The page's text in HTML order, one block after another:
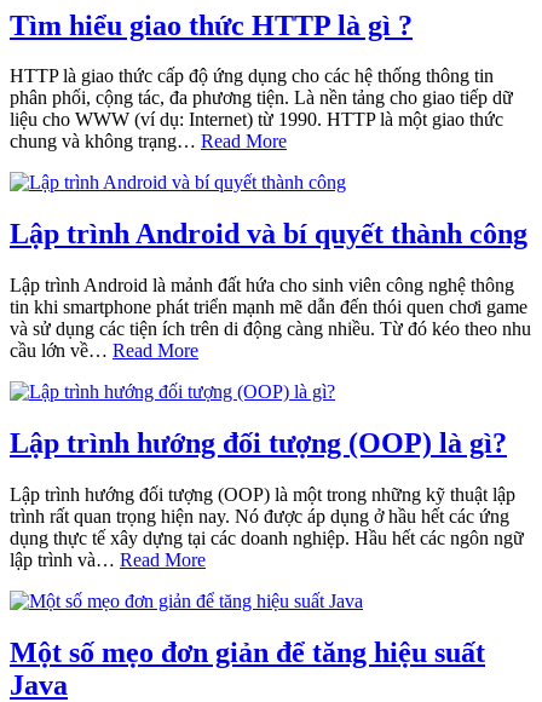
Tìm hiểu giao thức HTTP là gì ?
HTTP là giao thức cấp độ ứng dụng cho các hệ thống thông tin
phân phối, cộng tác, đa phương tiện. Là nền tảng cho giao tiếp dữ
liệu cho WWW (ví dụ: Internet) từ 1990. HTTP là một giao thức
chung và không trạng… Read More
Lập trình Android và bí quyết thành công
Lập trình Android là mảnh đất hứa cho sinh viên công nghệ thông
tin khi smartphone phát triển mạnh mẽ dẫn đến thói quen chơi game
và sử dụng các tiện ích trên di động càng nhiều. Từ đó kéo theo nhu
cầu lớn về… Read More
Lập trình hướng đối tượng (OOP) là gì?
Lập trình hướng đối tượng (OOP) là một trong những kỹ thuật lập
trình rất quan trọng hiện nay. Nó được áp dụng ở hầu hết các ứng
dụng thực tế xây dựng tại các doanh nghiệp. Hầu hết các ngôn ngữ
lập trình và… Read More
Một số mẹo đơn giản để tăng hiệu suất
Java